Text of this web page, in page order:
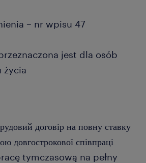
– nr wpisu 47
jest dla osób
życia
договір на повну ставку
довгострокової співпраці
tymczasową na pełny